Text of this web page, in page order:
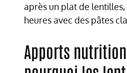
après un plat de lentilles,
heures avec des pâtes
Apports